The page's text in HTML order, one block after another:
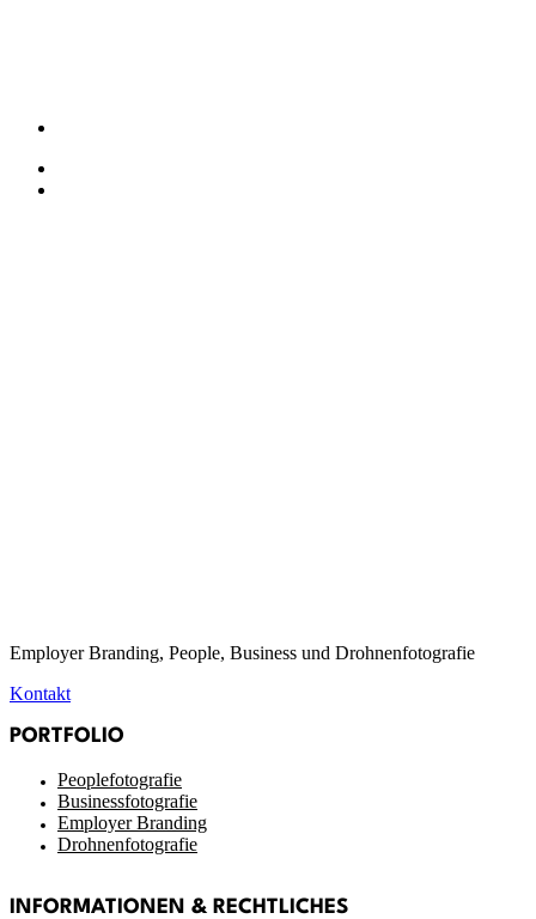
Employer Branding, People, Business und Drohnenfotografie
Kontakt
PORTFOLIO
Peoplefotografie
Businessfotografie
Employer Branding
Drohnenfotografie
INFORMATIONEN & RECHTLICHES